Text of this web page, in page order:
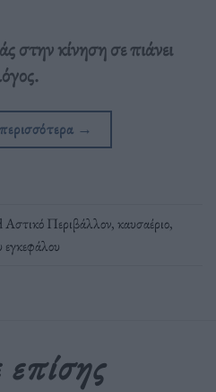
στην κίνηση σε πιάνει
→
Αστικό Περιβάλλον,καυσαέριο,
εγκεφάλου
επίσης